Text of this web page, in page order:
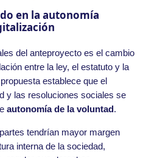
en la autonomía
del anteproyecto es el cambio
entre la ley, el estatuto y la
establece que el
y las resoluciones sociales se
autonomía de la voluntad.
tendrían mayor margen
interna de la sociedad,